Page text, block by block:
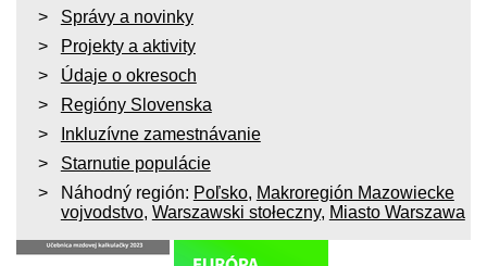
Správy a novinky
Projekty a aktivity
Údaje o okresoch
Regióny Slovenska
Inkluzívne zamestnávanie
Starnutie populácie
Náhodný región: Poľsko, Makroregión Mazowiecke
vojvodstvo, Warszawski stołeczny, Miasto Warszawa